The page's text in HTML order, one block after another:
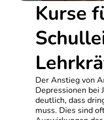
Kurse
Der Anstieg von
Depressionen bei
deutlich, dass
muss. Dies sind